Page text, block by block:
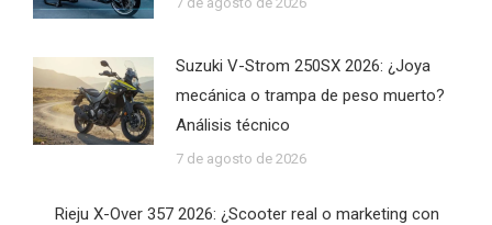
Suzuki V-Strom 250SX 2026: ¿Joya
mecánica o trampa de peso muerto?
Análisis técnico
7 de agosto de 2026
Rieju X-Over 357 2026: ¿Scooter real o marketing con